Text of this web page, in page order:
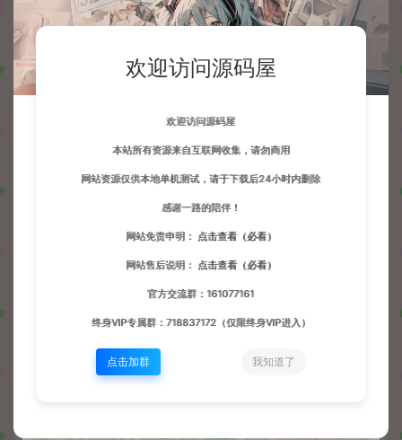
欢迎访问源码屋
欢迎访问源码屋
本站所有资源来自互联网收集，请勿商用
网站资源仅供本地单机测试，请于下载后24小时内删除
感谢一路的陪伴！
网站免责申明： 点击查看（必看）
网站售后说明： 点击查看（必看）
官方交流群：161077161
终身VIP专属群：718837172（仅限终身VIP进入）
点击加群 我知道了